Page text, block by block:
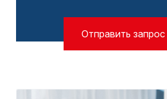
Отправить запрос